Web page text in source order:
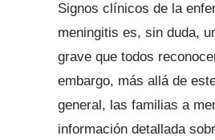
Signos clínicos de la
meningitis es, sin duda,
grave que todos
embargo, más allá de
general, las familias a
información detallada